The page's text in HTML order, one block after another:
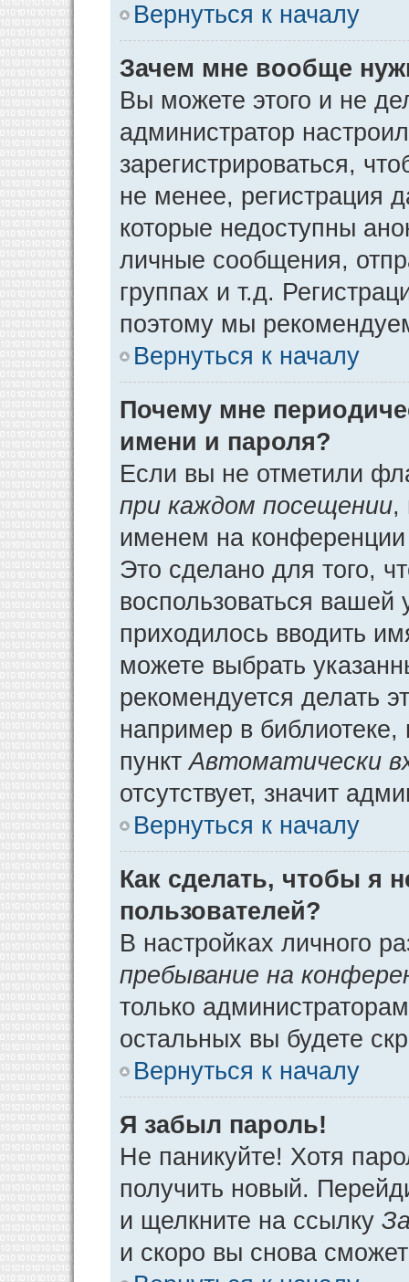
Вернуться к началу
Зачем мне вообще
Вы можете этого и не
администратор
зарегистрироваться,
не менее, регистрация
которые недоступны
личные сообщения,
группах и т.д.
поэтому мы
Вернуться к началу
Почему мне
имени и пароля?
Если вы не отметили
при каждом посещении,
именем на конференции
Это сделано для того,
воспользоваться
приходилось вводить
можете выбрать
рекомендуется делать
например в библиотеке,
пунктАвтоматически
отсутствует, значит
Вернуться к началу
Как сделать, чтобы я
пользователей?
В настройках личного
пребывание на
только
остальных вы будете
Вернуться к началу
Я забыл пароль!
Не паникуйте! Хотя
получить новый.
и щелкните на ссылку
и скоро вы снова